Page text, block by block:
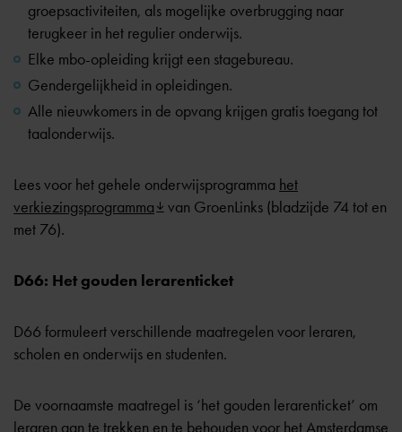
groepsactiviteiten, als mogelijke overbrugging naar
terugkeer in het regulier onderwijs.
Elke mbo-opleiding krijgt een stagebureau.
Gendergelijkheid in opleidingen.
Alle nieuwkomers in de opvang krijgen gratis toegang tot
taalonderwijs.
Lees voor het gehele onderwijsprogramma het
verkiezingsprogramma
van GroenLinks (bladzijde 74 tot en
met 76).
D66: Het gouden lerarenticket
D66 formuleert verschillende maatregelen voor leraren,
scholen en onderwijs en studenten.
De voornaamste maatregel is ‘het gouden lerarenticket’ om
leraren aan te trekken en te behouden voor het Amsterdamse